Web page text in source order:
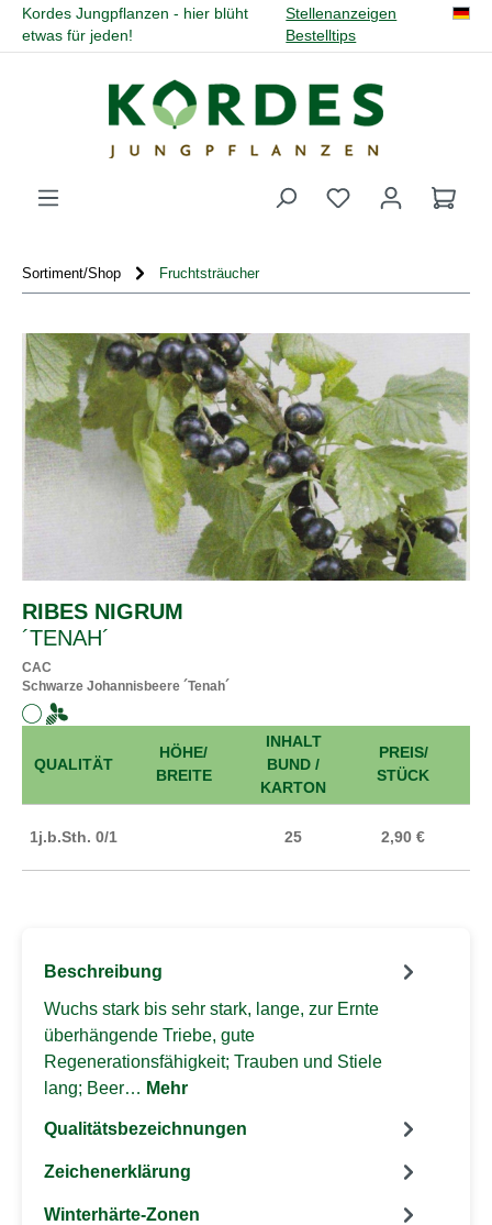
springen
Kordes Jungpflanzen - hier blüht
etwas für jeden!
Stellenanzeigen
Bestelltips
Du hast 0
Sortiment/Shop Fruchtsträucher
Bildergalerie überspringen
RIBES NIGRUM
´TENAH´
CAC
Schwarze Johannisbeere ´Tenah´
QUALITÄT
HÖHE/
BREITE
INHALT
BUND /
KARTON
PREIS/
STÜCK
1j.b.Sth. 0/1 25 2,90 €
Beschreibung
Wuchs stark bis sehr stark, lange, zur Ernte
überhängende Triebe, gute
Regenerationsfähigkeit; Trauben und Stiele
lang; Beer… Mehr
Qualitätsbezeichnungen
Zeichenerklärung
Winterhärte-Zonen